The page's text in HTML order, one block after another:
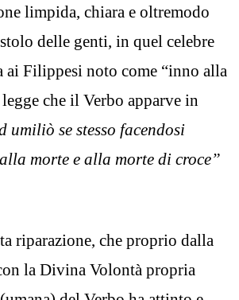
limpida, chiara e oltremodo
delle genti, in quel celebre
ai Filippesi noto come “inno alla
che il Verbo apparve in
umiliò se stesso facendosi
morte e alla morte di croce”
riparazione, che proprio dalla
la Divina Volontà propria